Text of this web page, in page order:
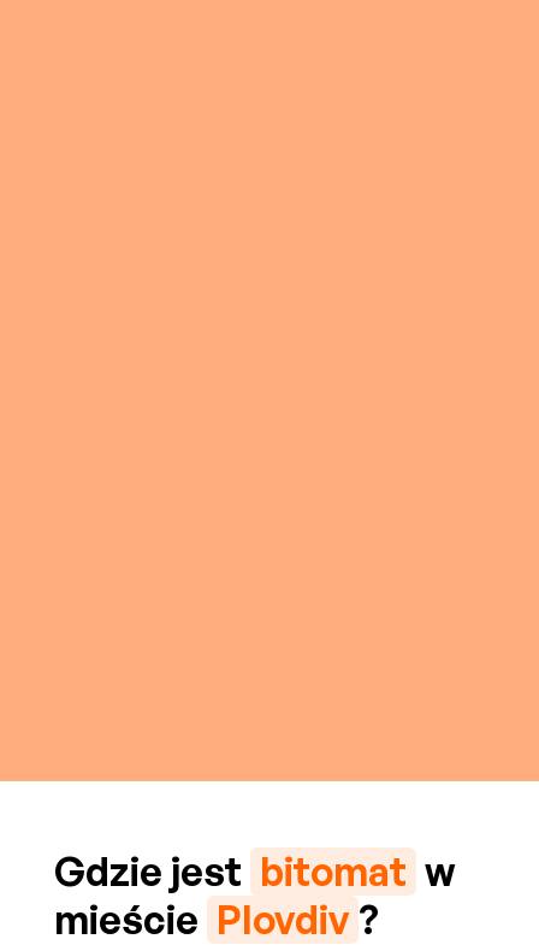
Gdzie jest bitomat w
mieście Plovdiv ?